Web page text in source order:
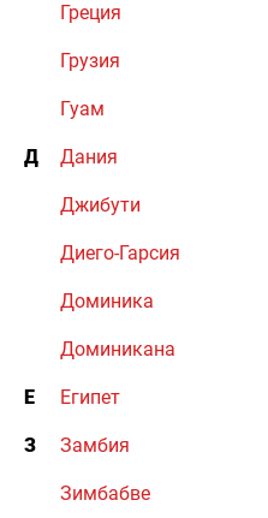
Греция
Грузия
Гуам
Д Дания
Джибути
Диего-Гарсия
Доминика
Доминикана
Е Египет
З Замбия
Зимбабве